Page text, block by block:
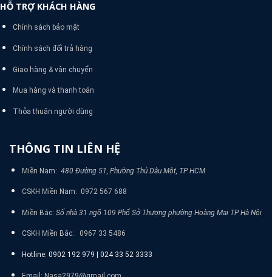
HỖ TRỢ KHÁCH HÀNG
Chính sách bảo mật
Chính sách đổi trả hàng
Giao hàng & vận chuyển
Mua hàng và thanh toán
Thỏa thuận người dùng
THÔNG TIN LIÊN HỆ
Miền Nam: 480 Đường 51, Phường Thủ Dâu Một, TP HCM
CSKH Miền Nam: 0972 567 688
Miền Bắc: Số nhà 31 ngõ 109 Phố Sở Thượng phường Hoàng Mai TP Hà Nội
CSKH Miền Bắc: 0967 33 5486
Hotline: 0902 192 979 | 024 33 52 3333